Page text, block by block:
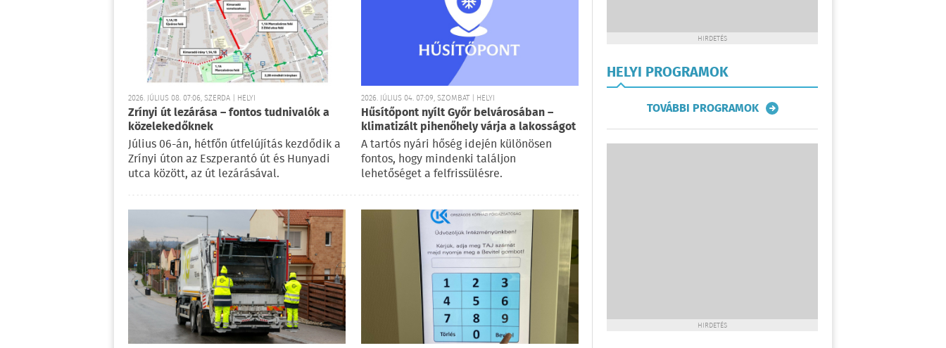
2026. JÚLIUS 08. 07:06, SZERDA | HELYI
Zrínyi út lezárása – fontos tudnivalók a
közelekedőknek
Július 06-án, hétfőn útfelújítás kezdődik a
Zrínyi úton az Eszperantó út és Hunyadi
utca között, az út lezárásával.
2026. JÚLIUS 04. 07:09, SZOMBAT | HELYI
Hűsítőpont nyílt Győr belvárosában –
klimatizált pihenőhely várja a lakosságot
A tartós nyári hőség idején különösen
fontos, hogy mindenki találjon
lehetőséget a felfrissülésre.
HIRDETÉS
HELYI PROGRAMOK
TOVÁBBI PROGRAMOK
HIRDETÉS